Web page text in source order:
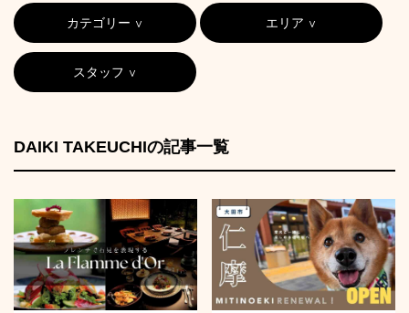
カテゴリー エリア
スタッフ
DAIKI TAKEUCHIの記事一覧